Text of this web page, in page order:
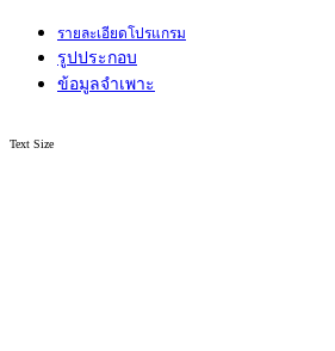
รายละเอียดโปรแกรม
รูปประกอบ
ข้อมูลจำเพาะ
Text Size